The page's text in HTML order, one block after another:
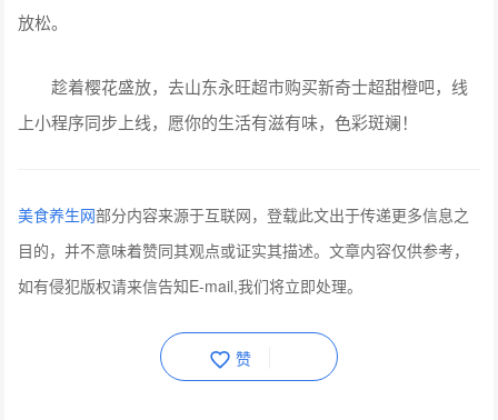
放松。
趁着樱花盛放，去山东永旺超市购买新奇士超甜橙吧，线
上小程序同步上线，愿你的生活有滋有味，色彩斑斓！
美食养生网部分内容来源于互联网，登载此文出于传递更多信息之
目的，并不意味着赞同其观点或证实其描述。文章内容仅供参考，
如有侵犯版权请来信告知E-mail,我们将立即处理。
赞